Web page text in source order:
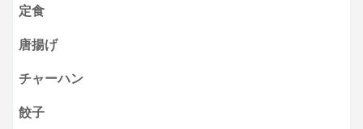
定食
唐揚げ
チャーハン
餃子